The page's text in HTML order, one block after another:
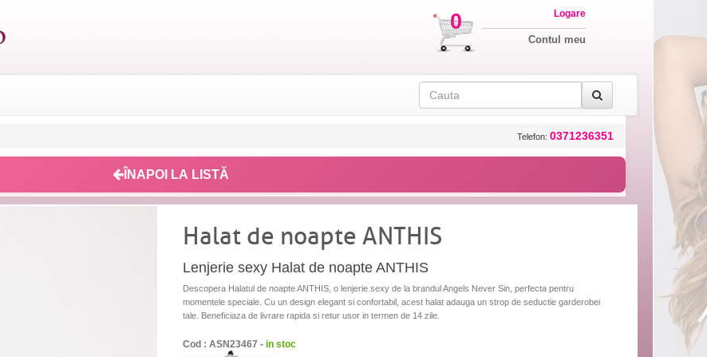
0 Logare
Contul meu
Telefon: 0371236351
ÎNAPOI LA LISTĂ
Halat de noapte ANTHIS
Lenjerie sexy Halat de noapte ANTHIS
Descopera Halatul de noapte ANTHIS, o lenjerie sexy de la brandul Angels Never Sin, perfecta pentru
momentele speciale. Cu un design elegant si confortabil, acest halat adauga un strop de seductie garderobei
tale. Beneficiaza de livrare rapida si retur usor in termen de 14 zile.
Cod : ASN23467 - in stoc